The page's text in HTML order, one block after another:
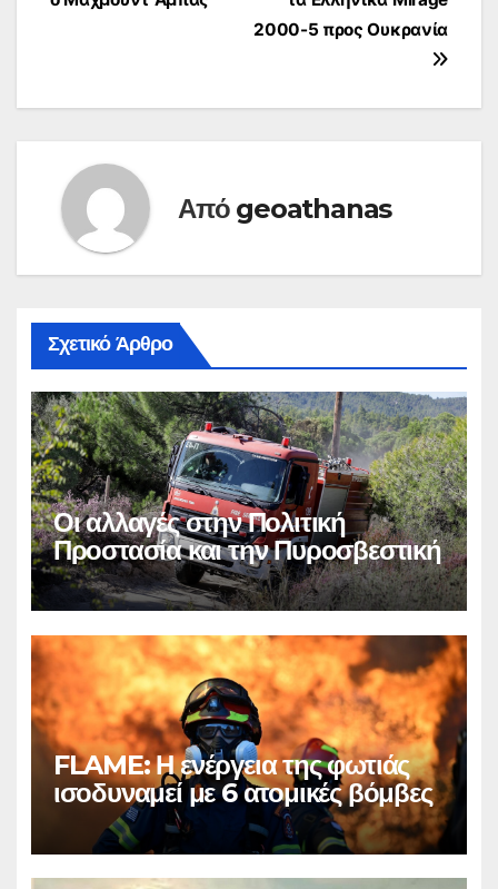
άρθρων
2000-5 προς Oυκρανία
Από geoathanas
Σχετικό Άρθρο
Οι αλλαγές στην Πολιτική
Προστασία και την Πυροσβεστική
FLAME: Η ενέργεια της φωτιάς
ισοδυναμεί με 6 ατομικές βόμβες